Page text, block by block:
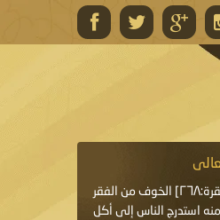
﴿الشيطان يعِدُكم الفقر﴾[البقرة:٢٦٨] الخوف من الفقر
استدرج الناس إلى أكل